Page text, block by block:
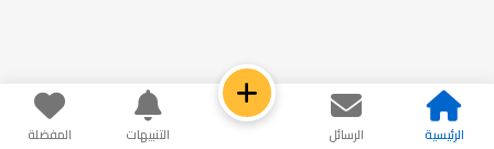
الرئيسية الرسائل التنبيهات المفضلة